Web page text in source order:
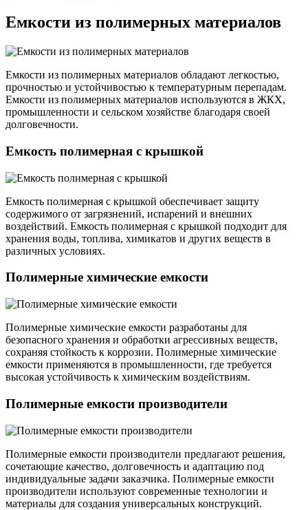
Емкости из полимерных материалов
Емкости из полимерных материалов обладают легкостью,
прочностью и устойчивостью к температурным перепадам.
Емкости из полимерных материалов используются в ЖКХ,
промышленности и сельском хозяйстве благодаря своей
долговечности.
Емкость полимерная с крышкой
Емкость полимерная с крышкой обеспечивает защиту
содержимого от загрязнений, испарений и внешних
воздействий. Емкость полимерная с крышкой подходит для
хранения воды, топлива, химикатов и других веществ в
различных условиях.
Полимерные химические емкости
Полимерные химические емкости разработаны для
безопасного хранения и обработки агрессивных веществ,
сохраняя стойкость к коррозии. Полимерные химические
емкости применяются в промышленности, где требуется
высокая устойчивость к химическим воздействиям.
Полимерные емкости производители
Полимерные емкости производители предлагают решения,
сочетающие качество, долговечность и адаптацию под
индивидуальные задачи заказчика. Полимерные емкости
производители используют современные технологии и
материалы для создания универсальных конструкций.